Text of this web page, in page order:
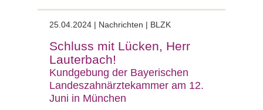
25.04.2024 | Nachrichten | BLZK
Schluss mit Lücken, Herr
Lauterbach!
Kundgebung der Bayerischen
Landeszahnärztekammer am 12.
Juni in München